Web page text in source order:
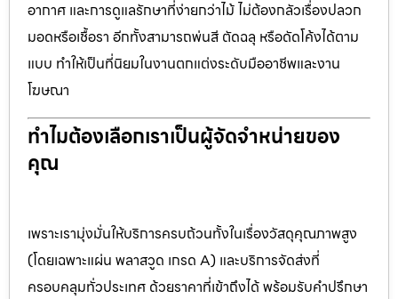
อากาศ และการดูแลรักษาที่ง่ายกว่าไม้ ไม่ต้องกลัวเรื่องปลวก
มอดหรือเชื้อรา อีกทั้งสามารถพ่นสี ตัดฉลุ หรือดัดโค้งได้ตาม
แบบ ทำให้เป็นที่นิยมในงานตกแต่งระดับมืออาชีพและงาน
โฆษณา
ทำไมต้องเลือกเราเป็นผู้จัดจำหน่ายของ
คุณ
เพราะเรามุ่งมั่นให้บริการครบถ้วนทั้งในเรื่องวัสดุคุณภาพสูง
(โดยเฉพาะแผ่น พลาสวูด เกรด A) และบริการจัดส่งที่
ครอบคลุมทั่วประเทศ ด้วยราคาที่เข้าถึงได้ พร้อมรับคำปรึกษา